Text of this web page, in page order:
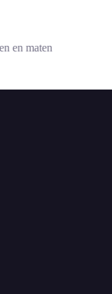
en maten